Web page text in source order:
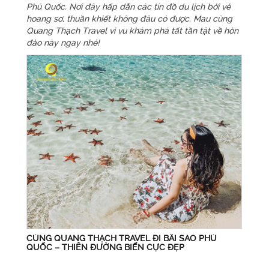
Phú Quốc. Nơi đây hấp dẫn các tín đồ du lịch bởi vẻ
hoang sơ, thuần khiết không đâu có được. Mau cùng
Quang Thạch Travel vi vu khám phá tất tần tật về hòn
đảo này ngay nhé!
CÙNG QUANG THẠCH TRAVEL ĐI BÃI SAO PHÚ
QUỐC – THIÊN ĐƯỜNG BIỂN CỰC ĐẸP